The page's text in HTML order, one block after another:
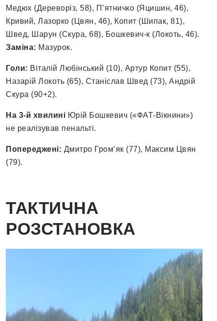
Медюх (Дереворіз, 58), П’ятничко (Яцишин, 46),
Кривий, Лазорко (Цвян, 46), Копит (Шипак, 81),
Швед, Шарун (Скура, 68), Бошкевич-к (Локоть, 46).
Заміна: Мазурок.
Голи: Віталій Любінський (10), Артур Копит (55),
Назарій Локоть (65), Станіслав Швед (73), Андрій
Скура (90+2).
На 3-й хвилині Юрій Бошкевич («ФАТ-Вікнини»)
не реалізував пенальті.
Попереджені: Дмитро Гром’як (77), Максим Цвян
(79).
ТАКТИЧНА
РОЗСТАНОВКА